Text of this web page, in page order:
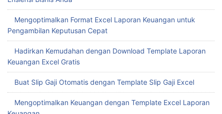
Meningkatkan Efisiensi Bisnis Anda
Mengoptimalkan Keuangan dengan Template Laporan
Keuangan Spreadsheet
Optimalkan Pengeluaran Usaha dengan Template Nota Excel
Kustom
Laporan Keuangan Template Excel vs Google Sheets Mana
Lebih Tepat